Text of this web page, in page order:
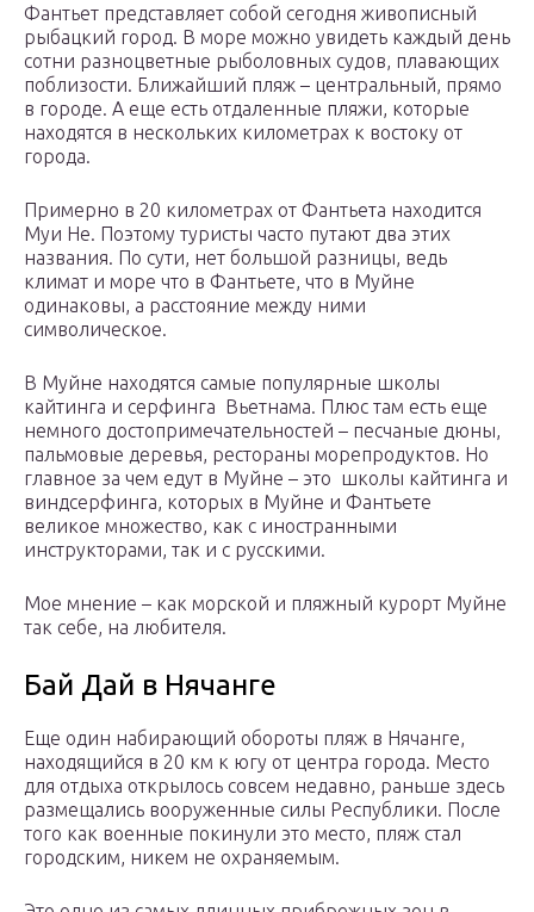
Фантьет представляет собой сегодня живописный
рыбацкий город. В море можно увидеть каждый день
сотни разноцветные рыболовных судов, плавающих
поблизости. Ближайший пляж – центральный, прямо
в городе. А еще есть отдаленные пляжи, которые
находятся в нескольких километрах к востоку от
города.
Примерно в 20 километрах от Фантьета находится
Муи Не. Поэтому туристы часто путают два этих
названия. По сути, нет большой разницы, ведь
климат и море что в Фантьете, что в Муйне
одинаковы, а расстояние между ними
символическое.
В Муйне находятся самые популярные школы
кайтинга и серфинга Вьетнама. Плюс там есть еще
немного достопримечательностей – песчаные дюны,
пальмовые деревья, рестораны морепродуктов. Но
главное за чем едут в Муйне – это школы кайтинга и
виндсерфинга, которых в Муйне и Фантьете
великое множество, как с иностранными
инструкторами, так и с русскими.
Мое мнение – как морской и пляжный курорт Муйне
так себе, на любителя.
Бай Дай в Нячанге
Еще один набирающий обороты пляж в Нячанге,
находящийся в 20 км к югу от центра города. Место
для отдыха открылось совсем недавно, раньше здесь
размещались вооруженные силы Республики. После
того как военные покинули это место, пляж стал
городским, никем не охраняемым.